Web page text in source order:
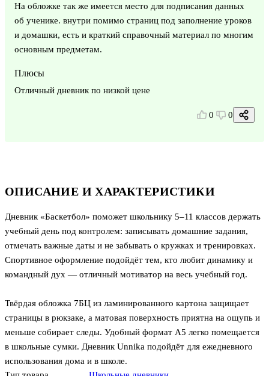
ОПИСАНИЕ И ХАРАКТЕРИСТИКИ
Дневник «Баскетбол» поможет школьнику 5–11 классов держать
учебный день под контролем: записывать домашние задания,
отмечать важные даты и не забывать о кружках и тренировках.
Спортивное оформление подойдёт тем, кто любит динамику и
командный дух — отличный мотиватор на весь учебный год.
Твёрдая обложка 7БЦ из ламинированного картона защищает
страницы в рюкзаке, а матовая поверхность приятна на ощупь и
меньше собирает следы. Удобный формат А5 легко помещается
в школьные сумки. Дневник Unnika подойдёт для ежедневного
использования дома и в школе.
На обложке так же имеется место для подписания данных
об ученике. внутри помимо страниц под заполнение уроков
и домашки, есть и краткий справочный материал по многим
основным предметам.
Плюсы
Отличный дневник по низкой цене
0 0